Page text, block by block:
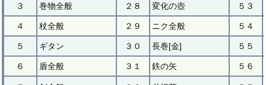
３ 巻物全般 ２８ 変化の壺 ５３
４ 杖全般 ２９ ニク全般 ５４
５ ギタン ３０ 長巻[金] ５５
６ 盾全般 ３１ 鉄の矢 ５６